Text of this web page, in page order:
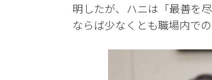
明したが、ハニは「最善を
ならば少なくとも職場内で